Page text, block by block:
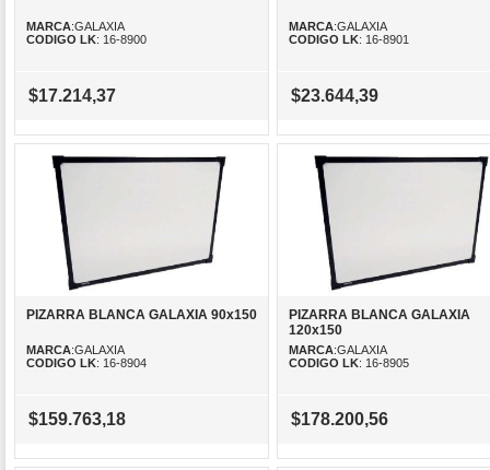
MARCA:GALAXIA
CODIGO LK: 16-8900
$17.214,37
MARCA:GALAXIA
CODIGO LK: 16-8901
$23.644,39
PIZARRA BLANCA GALAXIA 90x150
MARCA:GALAXIA
CODIGO LK: 16-8904
$159.763,18
PIZARRA BLANCA GALAXIA
120x150
MARCA:GALAXIA
CODIGO LK: 16-8905
$178.200,56